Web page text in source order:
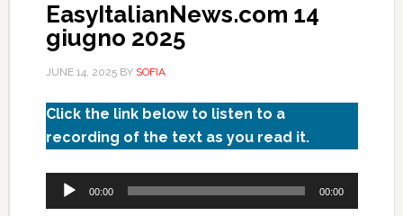
EasyItalianNews.com 14
giugno 2025
JUNE 14, 2025BY SOFIA
Click the link below to listen to a
recording of the text as you read it.
Audio
Player
00:00 00:00